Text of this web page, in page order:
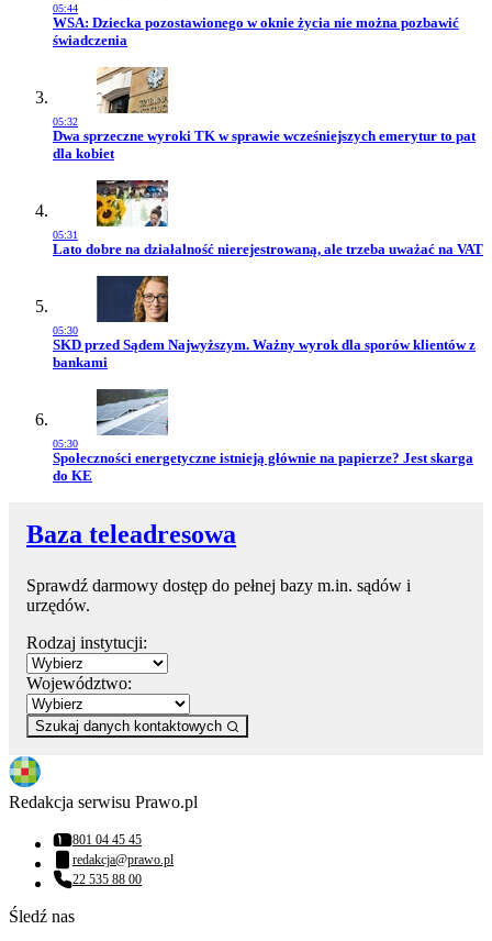
05:44
Przejdź do artykułu:
WSA: Dziecka pozostawionego w oknie życia nie można pozbawić
świadczenia
05:32
Przejdź do artykułu:
Dwa sprzeczne wyroki TK w sprawie wcześniejszych emerytur to pat
dla kobiet
05:31
Przejdź do artykułu:
Lato dobre na działalność nierejestrowaną, ale trzeba uważać na VAT
05:30
Przejdź do artykułu:
SKD przed Sądem Najwyższym. Ważny wyrok dla sporów klientów z
bankami
05:30
Przejdź do artykułu:
Społeczności energetyczne istnieją głównie na papierze? Jest skarga
do KE
Baza teleadresowa
Sprawdź darmowy dostęp do pełnej bazy m.in. sądów i
urzędów.
Rodzaj instytucji:
Województwo:
Szukaj danych kontaktowych
Redakcja serwisu Prawo.pl
Numer telefonu:
801 04 45 45
Adres email:
redakcja@prawo.pl
Numer telefonu:
22 535 88 00
Śledź nas